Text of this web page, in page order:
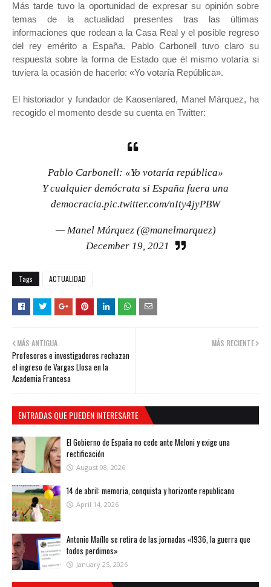
Más tarde tuvo la oportunidad de expresar su opinión sobre
temas de la actualidad presentes tras las últimas
informaciones que rodean a la Casa Real y el posible regreso
del rey emérito a España. Pablo Carbonell tuvo claro su
respuesta sobre la forma de Estado que él mismo votaría si
tuviera la ocasión de hacerlo: «Yo votaría República».
El historiador y fundador de Kaosenlared, Manel Márquez, ha
recogido el momento desde su cuenta en Twitter:
Pablo Carbonell: «Yo votaría república»
Y cualquier demócrata si España fuera una
democracia.pic.twitter.com/nIty4jyPBW
— Manel Márquez (@manelmarquez)
December 19, 2021
Tags ACTUALIDAD
MÁS RECIENTE
MÁS ANTIGUA
Profesores e investigadores rechazan
el ingreso de Vargas Llosa en la
Academia Francesa
ENTRADAS QUE PUEDEN INTERESARTE
El Gobierno de España no cede ante Meloni y exige una
rectificación
August 08, 2026
14 de abril: memoria, conquista y horizonte republicano
April 14, 2026
Antonio Maíllo se retira de las jornadas «1936, la guerra que
todos perdimos»
January 25, 2026